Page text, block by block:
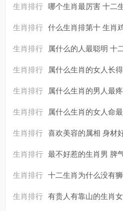
生肖排行 哪个生肖最厉害 十二
生肖排行 什么生肖排第十 生肖
生肖排行 属什么的人最聪明 十
生肖排行 属什么生肖的女人长得
生肖排行 属什么生肖的男人最疼老
生肖排行 属什么生肖的女人命最好
生肖排行 喜欢美容的属相 身材
生肖排行 最不好惹的生肖男 脾
生肖排行 十二生肖为什么没有
生肖排行 有贵人有靠山的生肖女